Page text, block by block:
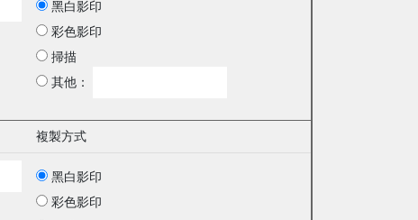
黑白影印
彩色影印
掃描
其他：
複製方式
黑白影印
彩色影印